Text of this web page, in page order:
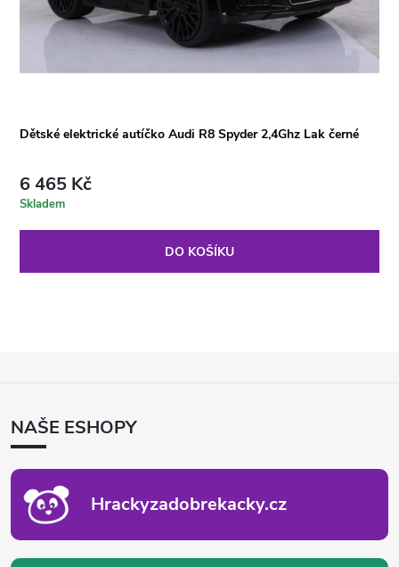
Dětské elektrické autíčko Audi R8 Spyder 2,4Ghz Lak černé
6 465 Kč
Skladem
DO KOŠÍKU
ANAŠE ESHOPY
Hrackyzadobrekacky.cz